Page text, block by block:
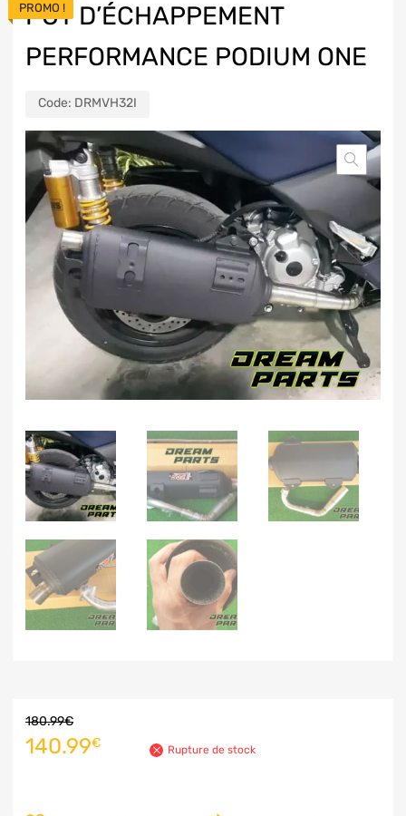
POT D’ÉCHAPPEMENT
PERFORMANCE PODIUM ONE
Code: DRMVH32I
PROMO !
180.99€
140.99€ Rupture de stock